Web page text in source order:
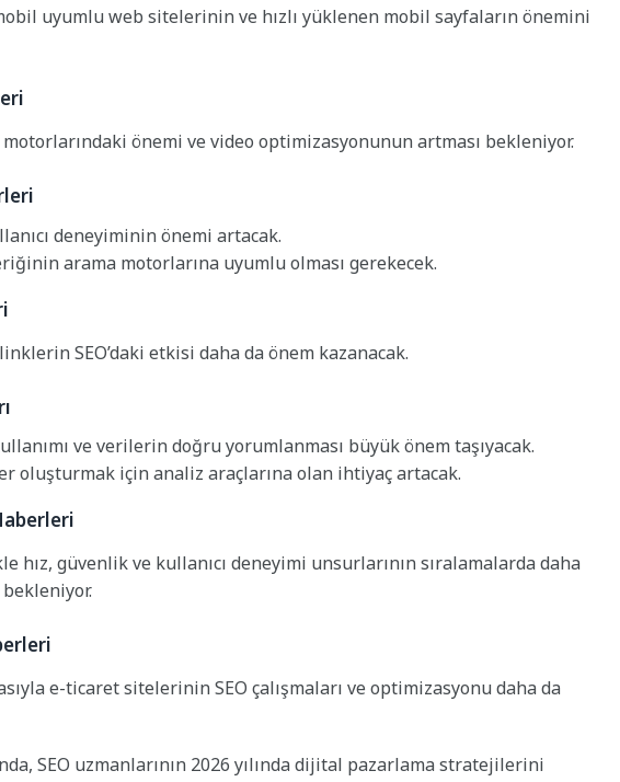
uyumlu web sitelerinin ve hızlı yüklenen mobil sayfaların önemini
önemi ve video optimizasyonunun artması bekleniyor.
deneyiminin önemi artacak.
arama motorlarına uyumlu olması gerekecek.
SEO’daki etkisi daha da önem kazanacak.
ve verilerin doğru yorumlanması büyük önem taşıyacak.
oluşturmak için analiz araçlarına olan ihtiyaç artacak.
hız, güvenlik ve kullanıcı deneyimi unsurlarının sıralamalarda daha
bekleniyor.
e-ticaret sitelerinin SEO çalışmaları ve optimizasyonu daha da
SEO uzmanlarının 2026 yılında dijital pazarlama stratejilerini